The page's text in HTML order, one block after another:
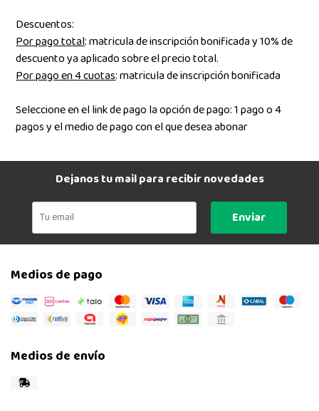
Descuentos:
Por pago total: matricula de inscripción bonificada y 10% de
descuento ya aplicado sobre el precio total.
Por pago en 4 cuotas: matricula de inscripción bonificada
Seleccione en el link de pago la opción de pago: 1 pago o 4
pagos y el medio de pago con el que desea abonar
Dejanos tu mail para recibir novedades
Enviar
Medios de pago
Medios de envío